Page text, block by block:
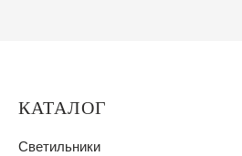
КАТАЛОГ
Светильники